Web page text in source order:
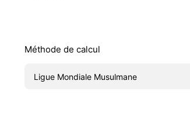
Méthode de calcul